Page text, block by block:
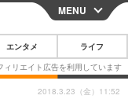
CLOSE
MENU
エンタメ ライフ
2018.3.23（金）11:52